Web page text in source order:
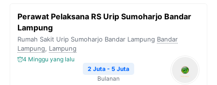
Perawat Pelaksana RS Urip Sumoharjo Bandar
Lampung
Rumah Sakit Urip Sumoharjo Bandar Lampung Bandar
Lampung, Lampung
4 Minggu yang lalu
2 Juta - 5 Juta
Bulanan